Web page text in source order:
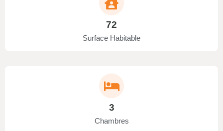
72
Surface Habitable
3
Chambres